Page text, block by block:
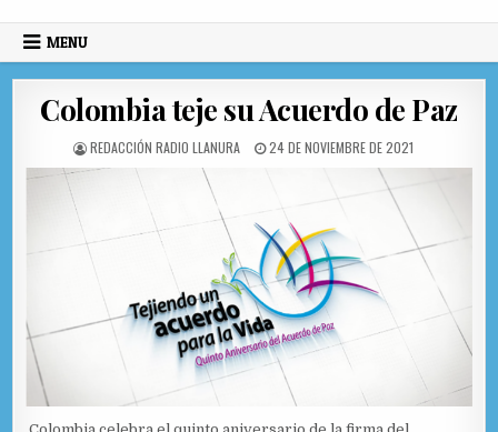
Radio Llanura de Colón
MENU
Colombia teje su Acuerdo de Paz
AUTHOR:
REDACCIÓN RADIO LLANURA PUBLISHED DATE:
24 DE NOVIEMBRE DE 2021
Colombia celebra el quinto aniversario de la firma del